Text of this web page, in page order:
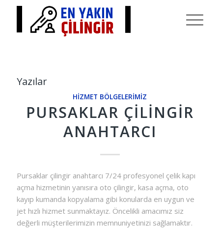
Yazılar
HIZMET BÖLGELERIMIZ
PURSAKLAR ÇILINGIR
ANAHTARCI
Pursaklar çilingir anahtarcı 7/24 profesyonel çelik kapı
açma hizmetinin yanısıra oto çilingir, kasa açma, oto
kayıp kumanda kopyalama gibi konularda en uygun ve
jet hızlı hizmet sunmaktayız. Öncelikli amacımız siz
değerli müşterilerimizin memnuniyetinizi sağlamaktır.